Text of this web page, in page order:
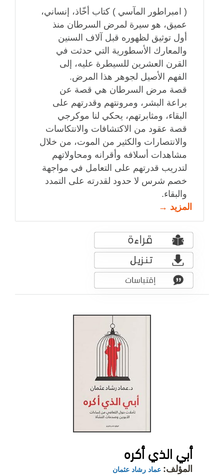
( امبراطور المآسي ) كتاب أخّاذ، إنساني،
عميق، هو سيرة لمرض السرطان منذ
أول توثيق لظهوره قبل آلاف السنين
والمعارك الأسطورية التي حدثت في
القرن العشرين للسيطرة عليه، إلى
الفهم الأصيل لجوهر هذا المرض.
قصة مرض السرطان هي قصة عن
براعة البشر، ومرونتهم وقدرتهم على
البقاء، ومثابرتهم، يحكي لنا موكرجي
قصة عقود من الاكتشافات والانتكاسات
والانتصارات والكثير من الموت، من خلال
مشاهدات أسلافه وأقرانه ومحاولاتهم
لتدريب قدرتهم على التعامل في مواجهة
خصم شرس لا حدود لقدرته على التمدد
والبقاء.
المزيد →
أبي الذي أكره
المؤلف: عماد رشاد عثمان